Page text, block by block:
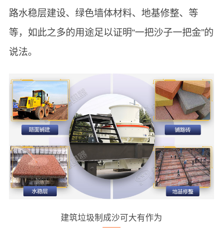
路水稳层建设、绿色墙体材料、地基修整、等
等，如此之多的用途足以证明“一把沙子一把金”的
说法。
建筑垃圾制成沙可大有作为